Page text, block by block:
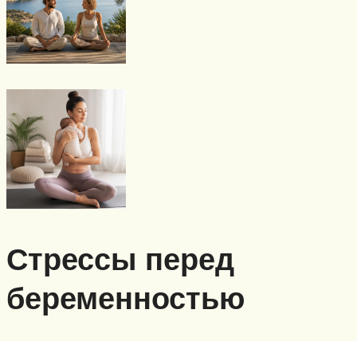
Стрессы перед
беременностью